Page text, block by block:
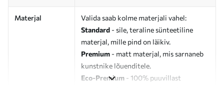
Materjal
Valida saab kolme materjali vahel:
Standard - sile, teraline sünteetiline
materjal, mille pind on läikiv.
Premium - matt materjal, mis sarnaneb
kunstnike lõuenditele.
Eco-Premium - 100% puuvillast